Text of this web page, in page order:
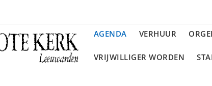
AGENDA VERHUUR
VRIJWILLIGER WORDEN